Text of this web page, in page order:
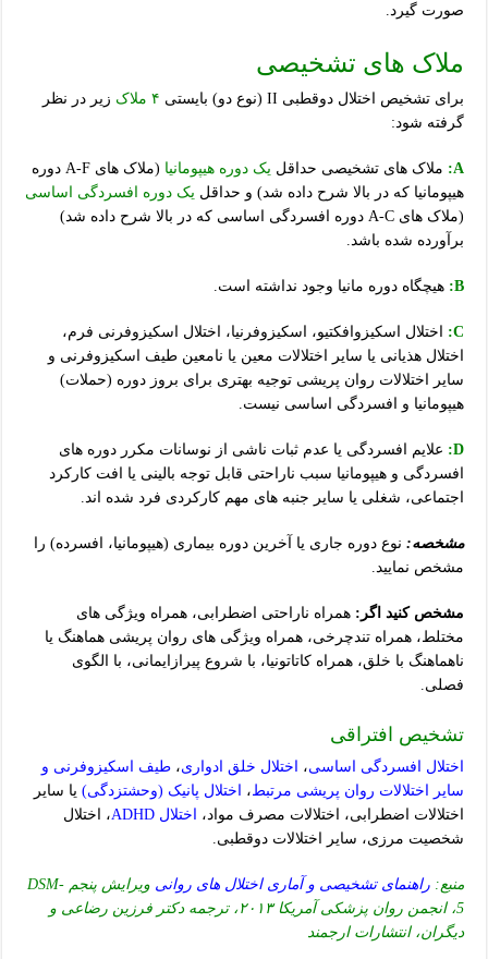
صورت گیرد.
ملاک های تشخیصی
برای تشخیص اختلال دوقطبی II (نوع دو) بایستی ۴ ملاک
زیر در نظر
گرفته شود:
A: ملاک های تشخیصی حداقل یک دوره هیپومانیا
(ملاک های A-F دوره
هیپومانیا که در بالا شرح داده شد) و حداقل یک دوره افسردگی اساسی
(ملاک های A-C دوره افسردگی اساسی که در بالا شرح داده شد)
برآورده شده باشد.
B: هیچگاه دوره مانیا وجود نداشته است.
C:
اختلال اسکیزوافکتیو، اسکیزوفرنیا، اختلال اسکیزوفرنی فرم،
اختلال هذیانی یا سایر اختلالات معین یا نامعین طیف اسکیزوفرنی و
سایر اختلالات روان پریشی توجیه بهتری برای بروز دوره (حملات)
هیپومانیا و افسردگی اساسی نیست.
D:
علایم افسردگی یا عدم ثبات ناشی از نوسانات مکرر دوره های
افسردگی و هیپومانیا سبب ناراحتی قابل توجه بالینی یا افت کارکرد
اجتماعی، شغلی یا سایر جنبه های مهم کارکردی فرد شده اند.
مشخصه: نوع دوره جاری یا آخرین دوره بیماری (هیپومانیا، افسرده) را
مشخص نمایید.
مشخص کنید اگر: همراه ناراحتی اضطرابی، همراه ویژگی های
مختلط، همراه تندچرخی، همراه ویژگی های روان پریشی هماهنگ یا
ناهماهنگ با خلق، همراه کاتاتونیا، با شروع پیرازایمانی، با الگوی
فصلی.
تشخیص افتراقی
اختلال افسردگی اساسی، اختلال خلق ادواری،طیف اسکیزوفرنی و
سایر اختلالات روان پریشی مرتبط، اختلال پانیک (وحشتزدگی) یا سایر
اختلالات اضطرابی، اختلالات مصرف مواد،
اختلال ADHD
، اختلال
شخصیت مرزی، سایر اختلالات دوقطبی.
منبع:راهنمای تشخیصی و آماری اختلال های روانی
ویرایش پنجم DSM-
5، انجمن روان پزشکی آمریکا ۲۰۱۳، ترجمه دکتر فرزین رضاعی و
دیگران، انتشارات ارجمند